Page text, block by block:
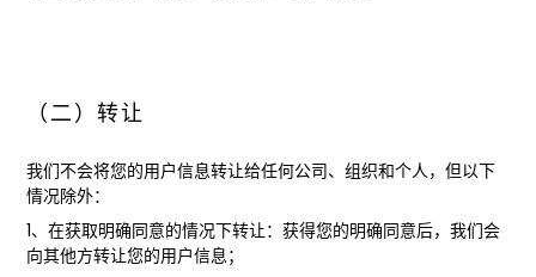
（二）转让
我们不会将您的用户信息转让给任何公司、组织和个人，但以下
情况除外：
1、在获取明确同意的情况下转让：获得您的明确同意后，我们会
向其他方转让您的用户信息；